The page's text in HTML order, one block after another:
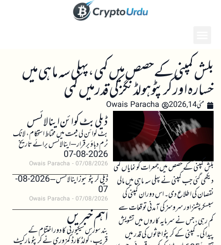
بلش کمپنی کے حصص میں کمی، پہلی سہ ماہی میں
خسارہ اور کرپٹو ہولڈنگز کی قدر میں کمی
مئی 14, 2026 Owais Paracha
بلش کمپنی کے حصص میں جمعرات کو نمایاں کمی
دیکھی گئی جب کمپنی نے پہلی سہ ماہی میں مالی
نقصان کی اطلاع دی۔ اس دوران کمپنی کی
سبسکرپشنز اور سروسز کی آمدنی توقعات سے
کم رہی، جس نے سرمایہ کاروں میں تشویش
پیدا کی۔ کمپنی کے کرپٹو اثاثوں کی قدر میں
ڈیلی بٹ کوائن اینالائسس
بٹ کوائن کی قیمت میں محتاط استحکام، لانگ
ٹرم دباؤ برقرار – اینالائسس برائے تاریخ
2026-08-07
Owais Paracha 07/08/2026
ڈیلی کرپٹو نیوز اینالائسس – 2026-08-
07
Owais Paracha 07/08/2026
اہم خبریں
بند سورس سیکیورٹی کا دور اختتام کے
قریب، کولڈ کارڈ کمزوری نے کرپٹو مارکیٹ